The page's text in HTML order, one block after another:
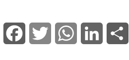
Facebook Twitter WhatsApp LinkedIn